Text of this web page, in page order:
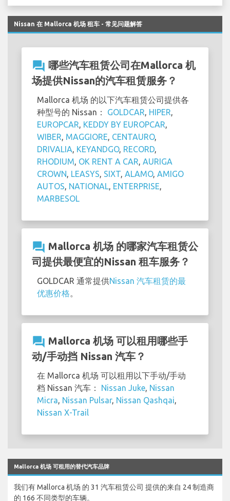
Nissan 在 Mallorca 机场 租车 - 常见问题解答
question_answer 哪些汽车租赁公司在Mallorca 机
场提供Nissan的汽车租赁服务？
Mallorca 机场 的以下汽车租赁公司提供各
种型号的 Nissan： GOLDCAR, HIPER,
EUROPCAR, KEDDY BY EUROPCAR,
WIBER, MAGGIORE, CENTAURO,
DRIVALIA, KEYANDGO, RECORD,
RHODIUM, OK RENT A CAR, AURIGA
CROWN, LEASYS, SIXT, ALAMO, AMIGO
AUTOS, NATIONAL, ENTERPRISE,
MARBESOL
question_answer Mallorca 机场 的哪家汽车租赁公
司提供最便宜的Nissan 租车服务？
GOLDCAR 通常提供Nissan 汽车租赁的最
优惠价格。
question_answer Mallorca 机场 可以租用哪些手
动/手动挡 Nissan 汽车？
在 Mallorca 机场 可以租用以下手动/手动
档 Nissan 汽车： Nissan Juke, Nissan
Micra, Nissan Pulsar, Nissan Qashqai,
Nissan X-Trail
Mallorca 机场 可租用的替代汽车品牌
我们有 Mallorca 机场 的 31 汽车租赁公司 提供的来自 24 制造商
的 166 不同类型的车辆。